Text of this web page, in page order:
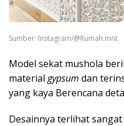
Sumber: Instagram/@Rumah.mnt
Model sekat mushola
material gypsum dan
yang kaya Berencana
Desainnya terlihat